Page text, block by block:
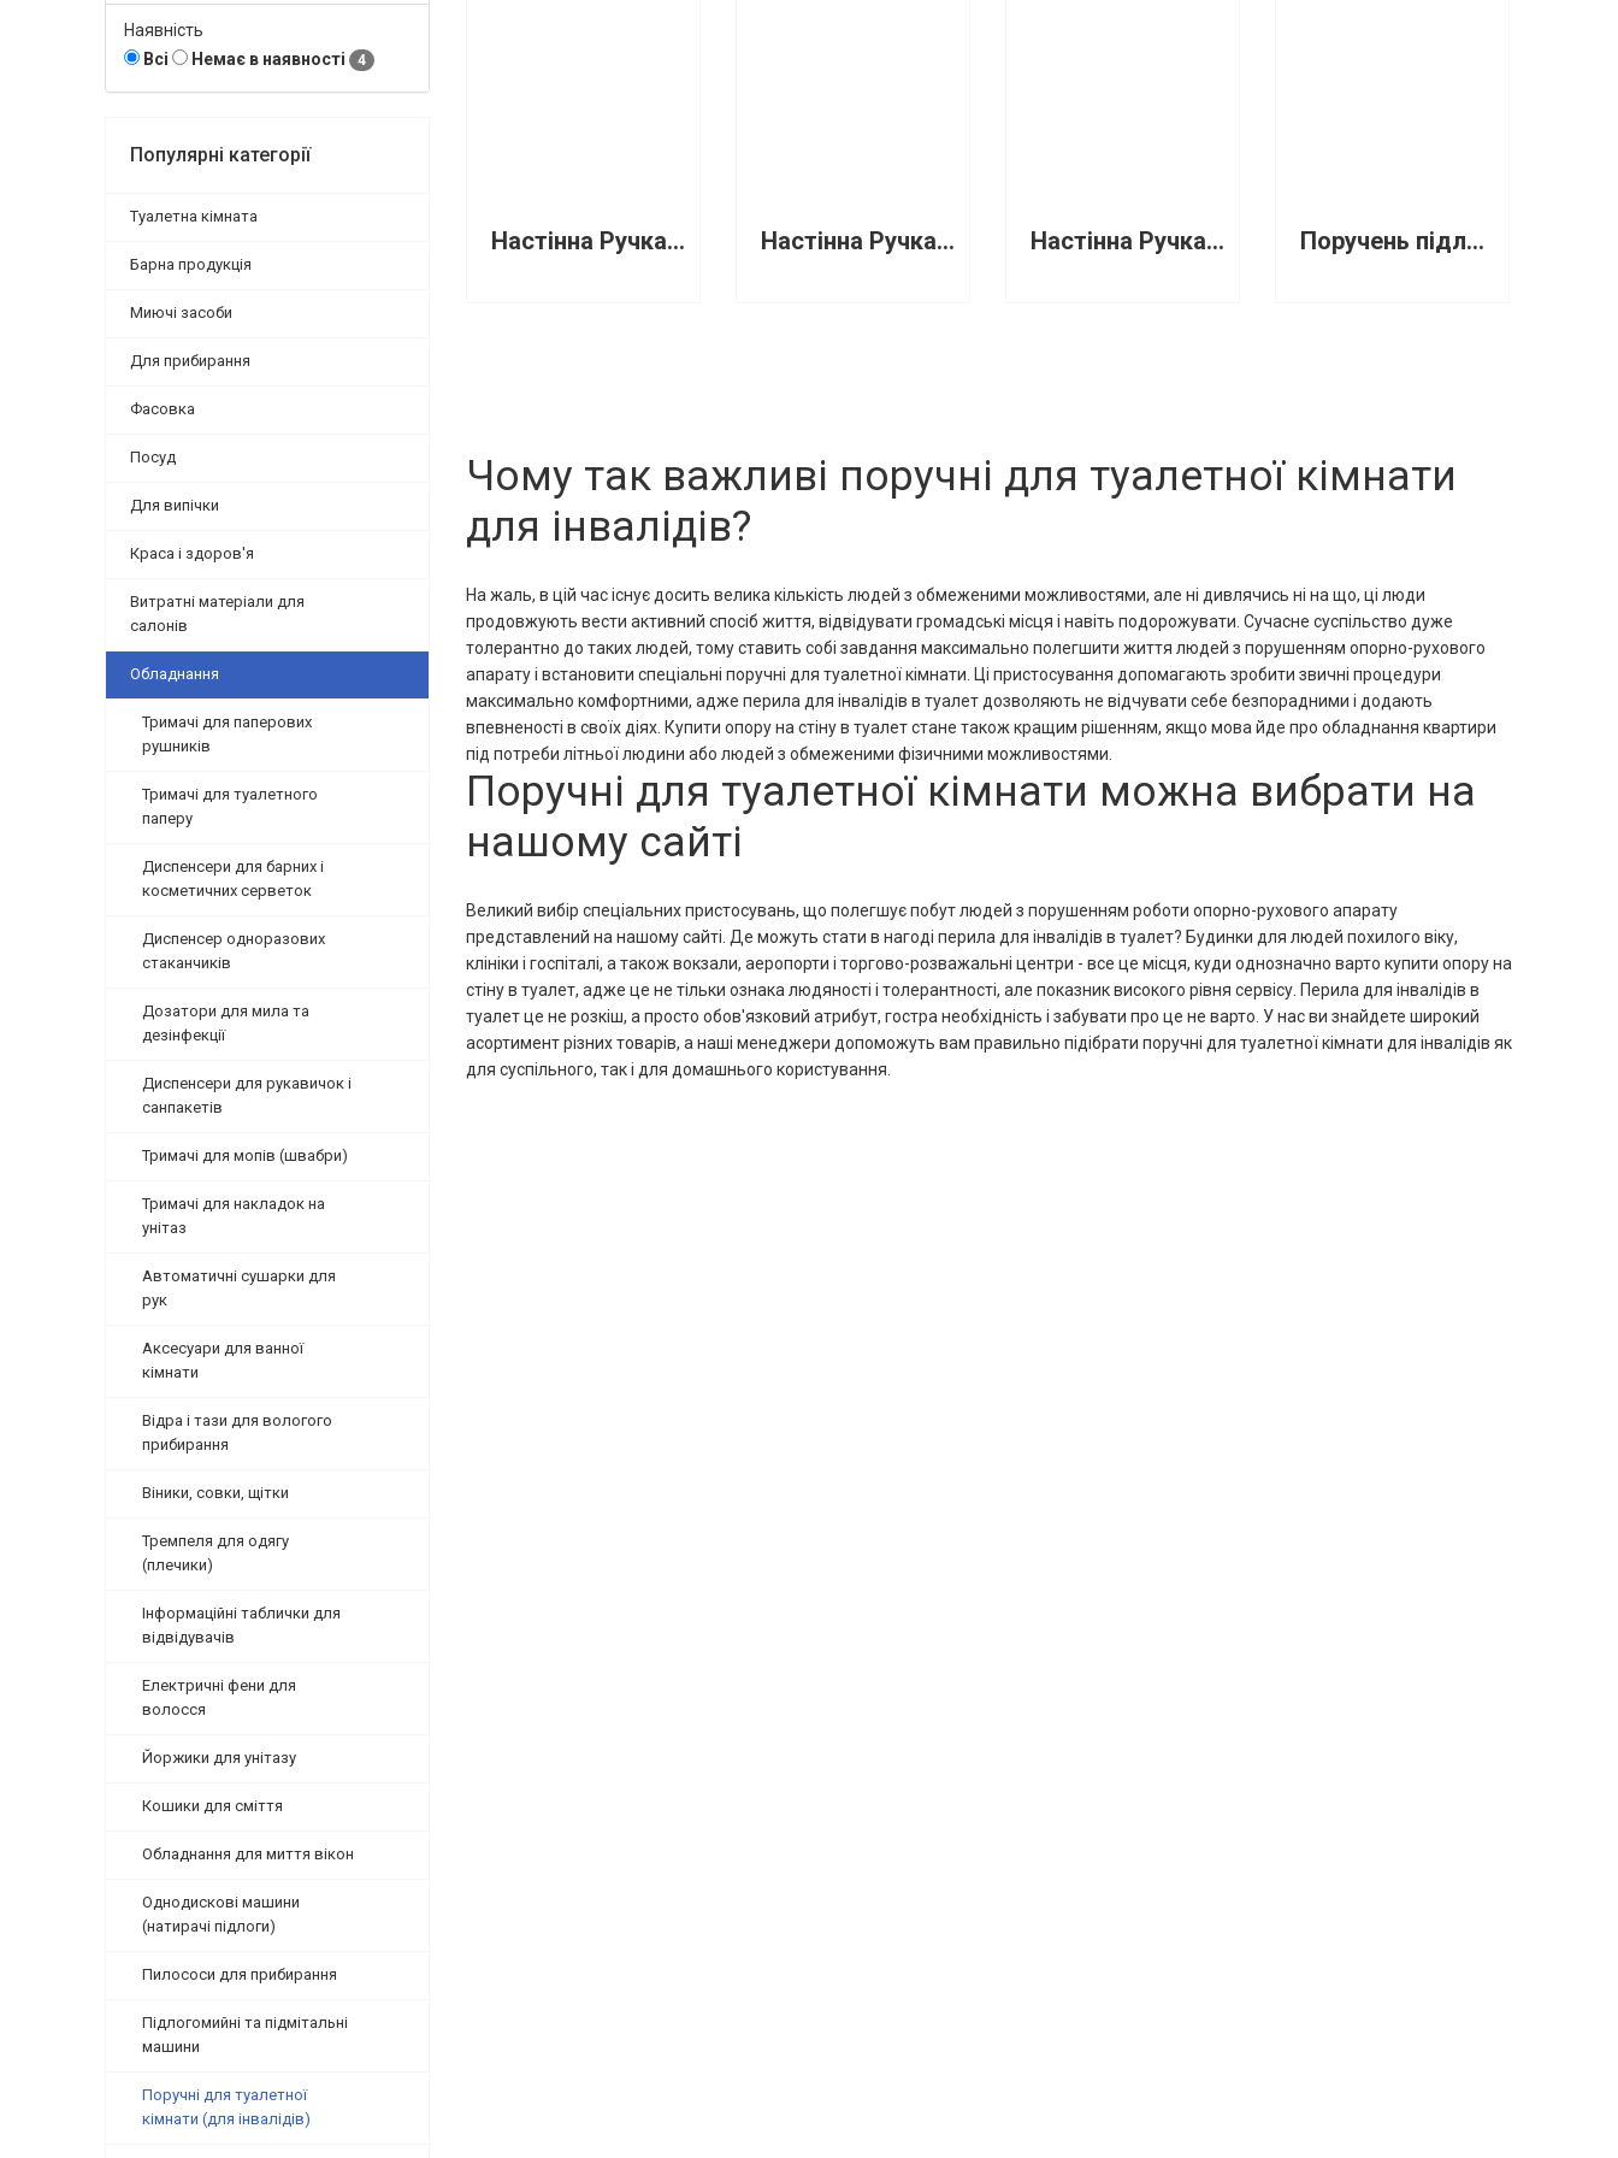
Наявність
Всі
Немає в наявності 4
Популярні категорії
Туалетна кімната
Барна продукція
Миючі засоби
Для прибирання
Фасовка
Посуд
Для випічки
Краса і здоров'я
Витратні матеріали для
салонів
Обладнання
Тримачі для паперових
рушників
Тримачі для туалетного
паперу
Диспенсери для барних і
косметичних серветок
Диспенсер одноразових
стаканчиків
Дозатори для мила та
дезінфекції
Диспенсери для рукавичок і
санпакетів
Тримачі для мопів (швабри)
Тримачі для накладок на
унітаз
Автоматичні сушарки для
рук
Аксесуари для ванної
кімнати
Відра і тази для вологого
прибирання
Віники, совки, щітки
Тремпеля для одягу
(плечики)
Інформаційні таблички для
відвідувачів
Електричні фени для
волосся
Йоржики для унітазу
Кошики для сміття
Обладнання для миття вікон
Однодискові машини
(натирачі підлоги)
Пилососи для прибирання
Підлогомийні та підмітальні
машини
Поручні для туалетної
кімнати (для інвалідів)
Настінна Ручка "Г"-подібна ліва MB-0300-LS LOSDI Настінна Ручка "Г"-подібна права MB-0300-RS LOSDI Настінна Ручка MB-0250-S LOSDI 500 мм Поручень підлоговий, підьомний з тримач туалетного паперу MB...
Чому так важливі поручні для туалетної кімнати
для інвалідів?
На жаль, в цій час існує досить велика кількість людей з обмеженими можливостями, але ні дивлячись ні на що, ці люди
продовжують вести активний спосіб життя, відвідувати громадські місця і навіть подорожувати. Сучасне суспільство дуже
толерантно до таких людей, тому ставить собі завдання максимально полегшити життя людей з порушенням опорно-рухового
апарату і встановити спеціальні поручні для туалетної кімнати. Ці пристосування допомагають зробити звичні процедури
максимально комфортними, адже перила для інвалідів в туалет дозволяють не відчувати себе безпорадними і додають
впевненості в своїх діях. Купити опору на стіну в туалет стане також кращим рішенням, якщо мова йде про обладнання квартири
під потреби літньої людини або людей з обмеженими фізичними можливостями.
Поручні для туалетної кімнати можна вибрати на
нашому сайті
Великий вибір спеціальних пристосувань, що полегшує побут людей з порушенням роботи опорно-рухового апарату
представлений на нашому сайті. Де можуть стати в нагоді перила для інвалідів в туалет? Будинки для людей похилого віку,
клініки і госпіталі, а також вокзали, аеропорти і торгово-розважальні центри - все це місця, куди однозначно варто купити опору на
стіну в туалет, адже це не тільки ознака людяності і толерантності, але показник високого рівня сервісу. Перила для інвалідів в
туалет це не розкіш, а просто обов'язковий атрибут, гостра необхідність і забувати про це не варто. У нас ви знайдете широкий
асортимент різних товарів, а наші менеджери допоможуть вам правильно підібрати поручні для туалетної кімнати для інвалідів як
для суспільного, так і для домашнього користування.